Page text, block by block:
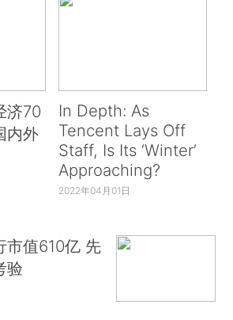
济70
内外
In Depth: As
Tencent Lays Off
Staff, Is Its ‘Winter’
Approaching?
2022年04月01日
市值610亿 先
验